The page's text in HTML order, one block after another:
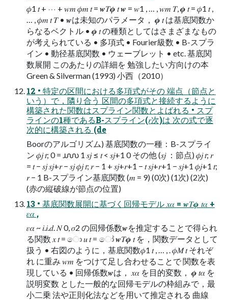
𝜙1 𝑡 + ⋯ + 𝑤𝑚 𝜙𝑚 𝑡 = 𝒘𝑇𝝓 𝑡 𝒘 = 𝑤1 , … , 𝑤𝑚 𝑇, 𝝓 𝑡 = 𝜙1 𝑡 ,
… , 𝜙𝑚 𝑡 𝑇 • 𝒘は未知のパラメータ， 𝝓 𝑡 は基底関数か
らなるベクトル • 𝝓 𝑡 の種類としてはさまざまなもの
が考えられている • 多項式 • Fourier級数 • B-スプラ
イン • 動径基底関数 • ウェーブレット • etc. 基底関
数展開 このあたりの詳細を 勉強したい方向けの本
Green & Silverman (1993) 小西（2010）
12 • 特定の区間における多項式がその 端点（節点と
いう）で，隣り合う 区間の多項式と接続するように
構築された関数はスプライン関数とよばれる • スプ
ラインの1種であるB-スプライン(𝑟次)は 次の式で逐
次的に構築される (de
Boorのアルゴリズム) 基底関数の一種：B-スプライ
ン 𝜙𝑗 𝑡; 0 = ൝ 1 𝑠𝑗 ≤ 𝑡 < 𝑠𝑗+1 0 その他 (𝑠𝑗 ：節点) 𝜙𝑗 𝑡; 𝑟
= 𝑡 − 𝑠𝑗 𝑠𝑗+𝑟 − 𝑠𝑗 𝜙𝑗 𝑡; 𝑟 − 1 + 𝑠𝑗+𝑟+1 − 𝑡 𝑠𝑗+𝑟+1 − 𝑠𝑗+1 𝜙𝑗+1 𝑡;
𝑟 − 1 B-スプライン基底関数 (𝑚 = 9) (0次) (1次) (2次)
(赤の縦破線が節点の位置)
13 • 基底関数展開に基づく回帰モデル 𝑥𝛼 = 𝒘𝑇𝝓 𝑡𝛼 +
𝜀𝛼 ,
𝜀𝛼 ~ 𝑖.𝑖.𝑑. 𝑁 0, 𝜎2 の回帰係数𝒘を推定することで得られ
る関数 𝑥 𝑡 = ො 𝑢 𝑡 = ෝ 𝒘𝑇𝝓 𝑡 を，関数データとして
扱う • 右図のように，基底関数𝜙1 𝑡 , … , . 𝜙𝑀 𝑡 それぞ
れ に重み 𝑤𝑚 をつけて足し合わせることで 関数を表
現している • 回帰係数𝒘は， 𝑥𝛼 を目的変数， 𝝓 𝑡𝛼 を
説明変数 とした一般的な回帰モデルの枠組みで，最
小二乗 法や正則化法などを用いて推定される 曲線